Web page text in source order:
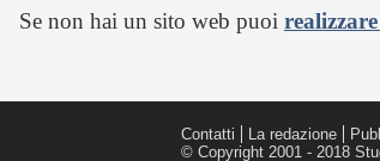
Se non hai un sito web puoi
Contatti La redazione
© Copyright 2001 - 2018